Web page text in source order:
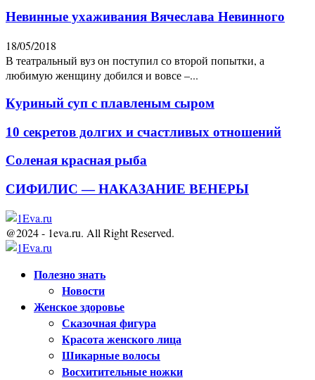
Невинные ухаживания Вячеслава Невинного
18/05/2018
В театральный вуз он поступил со второй попытки, а
любимую женщину добился и вовсе –...
Куриный суп с плавленым сыром
10 секретов долгих и счастливых отношений
Соленая красная рыба
СИФИЛИС — НАКАЗАНИЕ ВЕНЕРЫ
@2024 - 1eva.ru. All Right Reserved.
Полезно знать
Новости
Женское здоровье
Сказочная фигура
Красота женского лица
Шикарные волосы
Восхитительные ножки